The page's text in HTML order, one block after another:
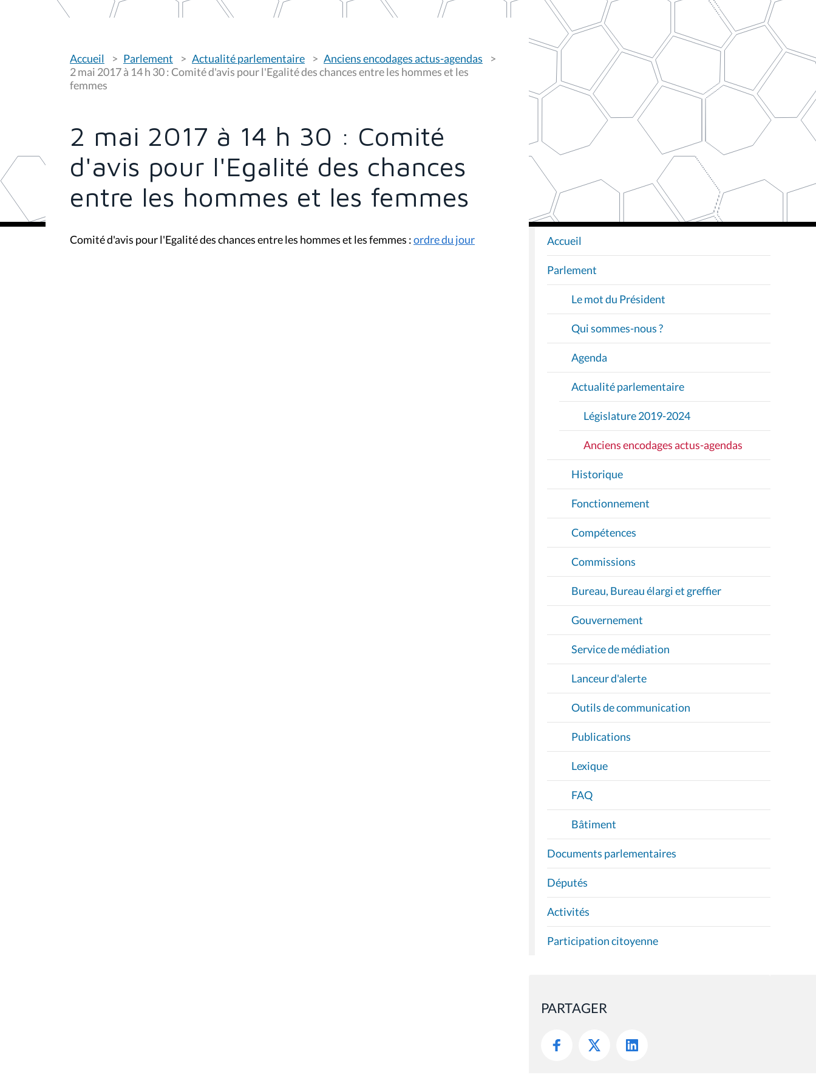
o
u
s
ê
:
Accueil Parlement Actualité parlementaire
Anciens encodages actus-agendas
2 mai 2017 à 14 h 30 : Comité d'avis pour l'Egalité des chances entre les hommes et les
femmes
2 mai 2017 à 14 h 30 : Comité
d'avis pour l'Egalité des chances
entre les hommes et les femmes
Comité d'avis pour l'Egalité des chances entre les hommes et les femmes :ordre du jour
N
A
V
G
T
O
Accueil
Parlement
Le mot du Président
Qui sommes-nous ?
Agenda
Actualité parlementaire
Législature 2019-2024
Anciens encodages actus-agendas
Historique
Fonctionnement
Compétences
Commissions
Bureau, Bureau élargi et greffier
Gouvernement
Service de médiation
Lanceur d'alerte
Outils de communication
Publications
Lexique
FAQ
Bâtiment
Documents parlementaires
Députés
Activités
Participation citoyenne
PARTAGER